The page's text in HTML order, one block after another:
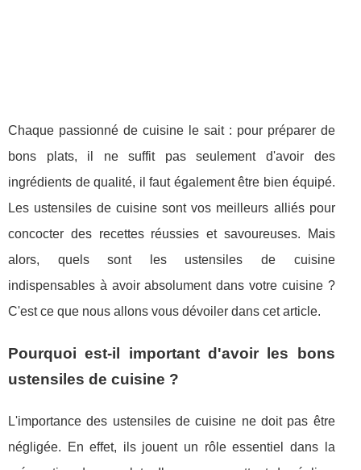
Chaque passionné de cuisine le sait : pour préparer de
bons plats, il ne suffit pas seulement d'avoir des
ingrédients de qualité, il faut également être bien équipé.
Les ustensiles de cuisine sont vos meilleurs alliés pour
concocter des recettes réussies et savoureuses. Mais
alors, quels sont les ustensiles de cuisine
indispensables à avoir absolument dans votre cuisine ?
C'est ce que nous allons vous dévoiler dans cet article.
Pourquoi est-il important d'avoir les bons
ustensiles de cuisine ?
L'importance des ustensiles de cuisine ne doit pas être
négligée. En effet, ils jouent un rôle essentiel dans la